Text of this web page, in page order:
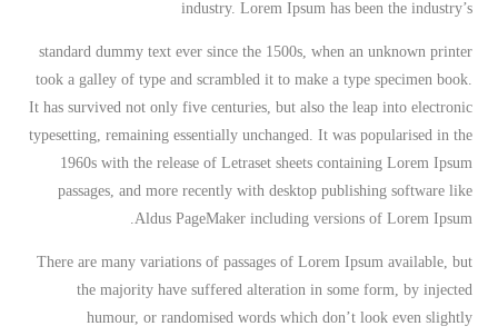
industry. Lorem Ipsum has been the industry’s
standard dummy text ever since the 1500s, when an unknown printer
took a galley of type and scrambled it to make a type specimen book.
It has survived not only five centuries, but also the leap into electronic
typesetting, remaining essentially unchanged. It was popularised in the
1960s with the release of Letraset sheets containing Lorem Ipsum
passages, and more recently with desktop publishing software like
Aldus PageMaker including versions of Lorem Ipsum.
There are many variations of passages of Lorem Ipsum available, but
the majority have suffered alteration in some form, by injected
humour, or randomised words which don’t look even slightly